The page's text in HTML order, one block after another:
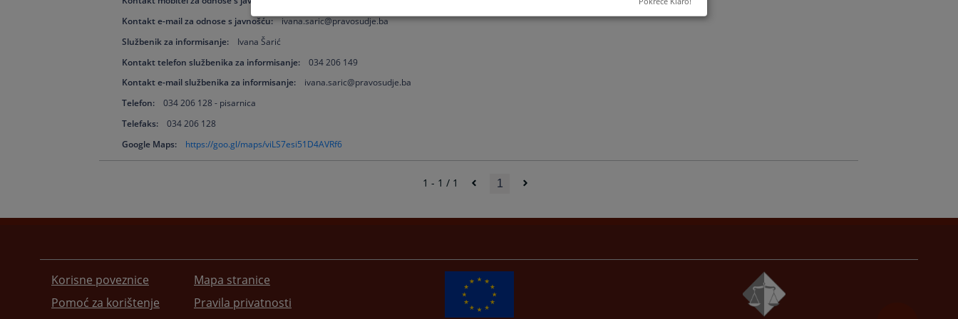
Kontakt e-mail za odnose s javnošću:
ivana.saric@pravosudje.ba
Službenik za informisanje:
Ivana Šarić
Kontakt telefon službenika za informisanje:
034 206 149
Kontakt e-mail službenika za informisanje:
ivana.saric@pravosudje.ba
Telefon:
034 206 128 - pisarnica
Telefaks:
034 206 128
Google Maps:
https://goo.gl/maps/viLS7esi51D4AVRf6
1 - 1 / 1 1
Korisne poveznice
Pomoć za korištenje
Mapa stranice
Pravila privatnosti